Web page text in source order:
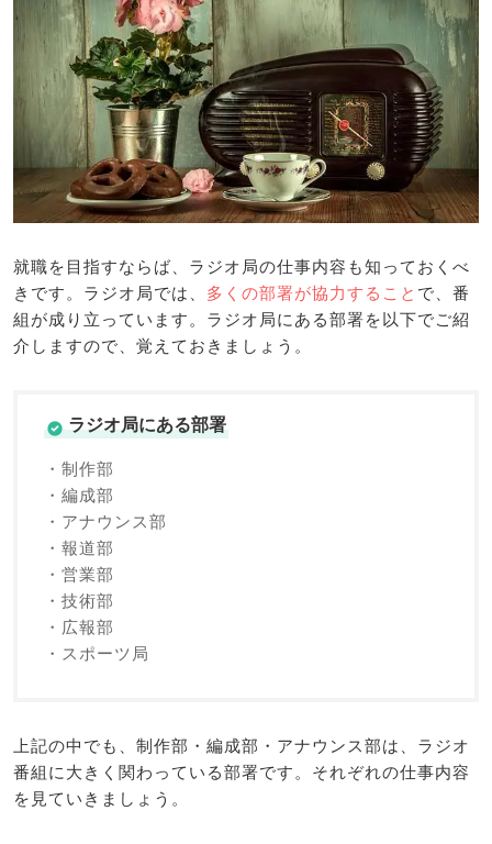
就職を目指すならば、ラジオ局の仕事内容も知っておくべ
きです。ラジオ局では、 多くの部署が協力すること で、番
組が成り立っています。ラジオ局にある部署を以下でご紹
介しますので、覚えておきましょう。
ラジオ局にある部署
・制作部
・編成部
・アナウンス部
・報道部
・営業部
・技術部
・広報部
・スポーツ局
上記の中でも、制作部・編成部・アナウンス部は、ラジオ
番組に大きく関わっている部署です。それぞれの仕事内容
を見ていきましょう。